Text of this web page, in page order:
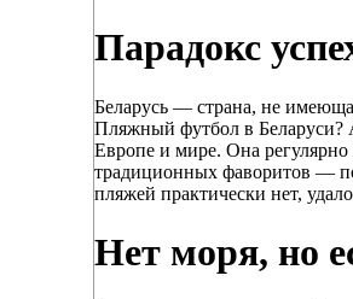
Парадокс
Беларусь — страна, не
Пляжный футбол в Беларуси?
Европе и мире. Она
традиционных фаворитов —
пляжей практически нет,
Нет моря, но